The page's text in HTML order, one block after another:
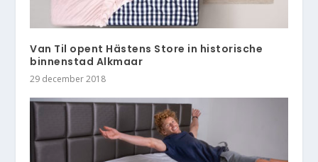
Van Til opent Hästens Store in historische
binnenstad Alkmaar
29 december 2018